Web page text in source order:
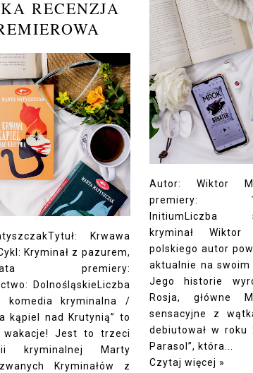
RECENZJA
Krwawa
Kryminał z pazurem,
premiery:
DolnośląskieLiczba
komedia kryminalna /
kąpiel nad Krutynią” to
wakacje! Jest to trzeci
kryminalnej Marty
Kryminałów z
Autor: Wiktor
premiery:
InitiumLiczba
kryminał
polskiego autor
aktualnie na swoim
Jego historie
Rosja, główne
sensacyjne z
debiutował w roku
Parasol”, która...
Czytaj więcej »